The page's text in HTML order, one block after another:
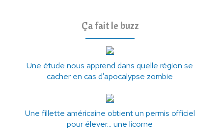
Ça fait le buzz
Une étude nous apprend dans quelle région se
cacher en cas d'apocalypse zombie
Une fillette américaine obtient un permis officiel
pour élever... une licorne